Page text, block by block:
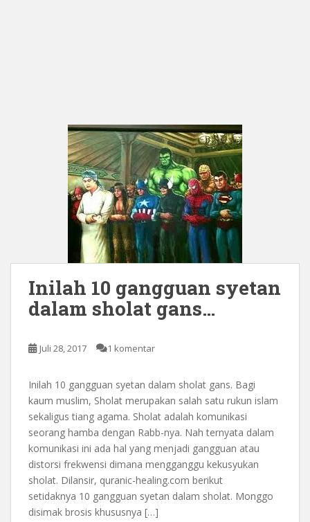
Inilah 10 gangguan syetan
dalam sholat gans…
Juli 28, 2017 1 komentar
Inilah 10 gangguan syetan dalam sholat gans. Bagi
kaum muslim, Sholat merupakan salah satu rukun islam
sekaligus tiang agama. Sholat adalah komunikasi
seorang hamba dengan Rabb-nya. Nah ternyata dalam
komunikasi ini ada hal yang menjadi gangguan atau
distorsi frekwensi dimana mengganggu kekusyukan
sholat. Dilansir, quranic-healing.com berikut
setidaknya 10 gangguan syetan dalam sholat. Monggo
disimak brosis khususnya […]